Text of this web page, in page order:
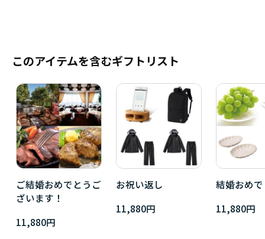
このアイテムを含むギフトリスト
ご結婚おめでとうご
ざいます！
11,880円
お祝い返し
11,880円
結婚おめ
11,880円